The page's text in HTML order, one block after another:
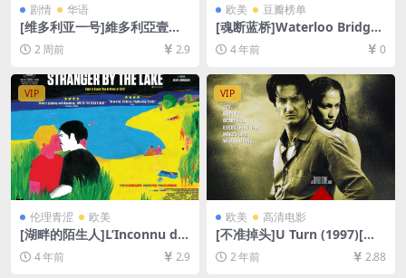
剧情 华语
[维多利亚一号]維多利亞壹號
(2010)[百度网盘+夸克网盘10
80P超清未删减资源][网盘在
线播放/下载][MP4/6.3GB][中
文字幕]
2 周前 2.9
欧美 豆瓣榜单
[魂断蓝桥]Waterloo Bridge
(1940)[百度网盘+迅雷云盘资
源1080P超清未删减][MP4/6
GB][中英字幕]
4 年前 0
VIP
伦理青涩 欧美
[湖畔的陌生人]L’Inconnu du
lac (2013)[百度网盘+迅雷云
盘资源1080P超清未删减][MP
4 年前 2.9
VIP
欧美 高清电影
[不准掉头]U Turn (1997)[百
度网盘+夸克网盘1080P超清
未删减资源][网盘在线播放/下
2 年前 2.88